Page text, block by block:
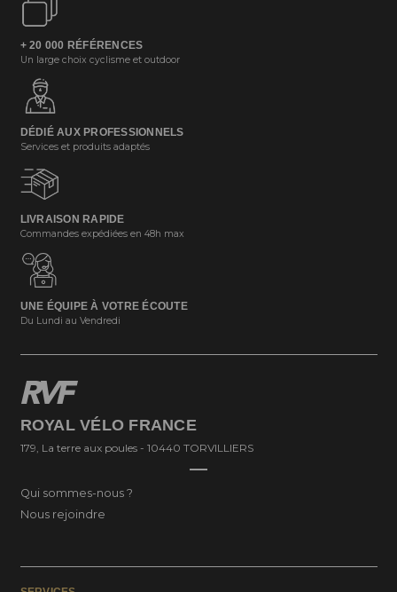
+ 20 000 RÉFÉRENCES
Un large choix cyclisme et outdoor
DÉDIÉ AUX PROFESSIONNELS
Services et produits adaptés
LIVRAISON RAPIDE
Commandes expédiées en 48h max
UNE ÉQUIPE À VOTRE ÉCOUTE
Du Lundi au Vendredi
ROYAL VÉLO FRANCE
179, La terre aux poules - 10440 TORVILLIERS
Qui sommes-nous ?
Nous rejoindre